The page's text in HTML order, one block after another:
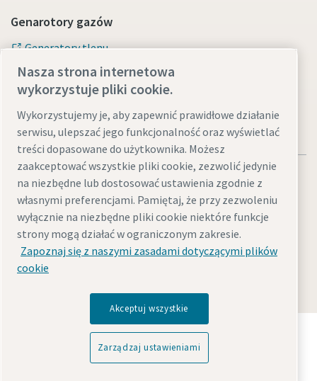
Genarotory gazów
Generatory tlenu
Generatory azotu
Informacje prawne i dotyczące ochrony prywatności
Zarządzaj ustawieniamiDostępność cyfrowaMapa witryny
Odkryj, w jaki sposób Grupa Atlas Copco tworzy
technologię, która zmienia przyszłość.
Odwiedź stronę internetową Grupy Atlas Copco
Nasza strona internetowa
wykorzystuje pliki cookie.
Wykorzystujemy je, aby zapewnić prawidłowe działanie
serwisu, ulepszać jego funkcjonalność oraz wyświetlać
treści dopasowane do użytkownika. Możesz
zaakceptować wszystkie pliki cookie, zezwolić jedynie
na niezbędne lub dostosować ustawienia zgodnie z
własnymi preferencjami. Pamiętaj, że przy zezwoleniu
wyłącznie na niezbędne pliki cookie niektóre funkcje
strony mogą działać w ograniczonym zakresie.
Zapoznaj się z naszymi zasadami dotyczącymi plików
cookie
Akceptuj wszystkie
Zarządzaj ustawieniami